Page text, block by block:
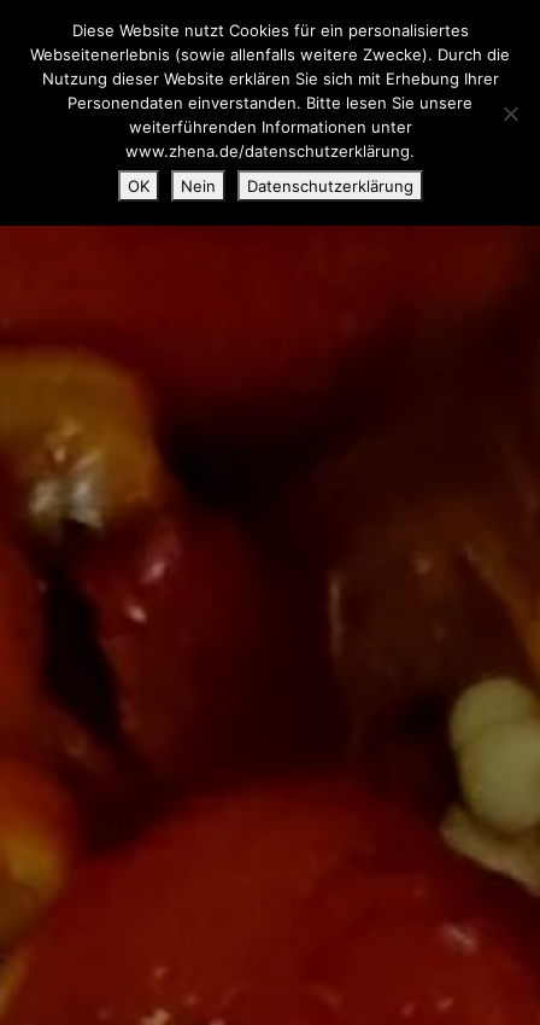
Diese Website nutzt Cookies für ein personalisiertes
Webseitenerlebnis (sowie allenfalls weitere Zwecke). Durch die
Nutzung dieser Website erklären Sie sich mit Erhebung Ihrer
Personendaten einverstanden. Bitte lesen Sie unsere
weiterführenden Informationen unter
www.zhena.de/datenschutzerklärung.
OK
Nein Datenschutzerklärung